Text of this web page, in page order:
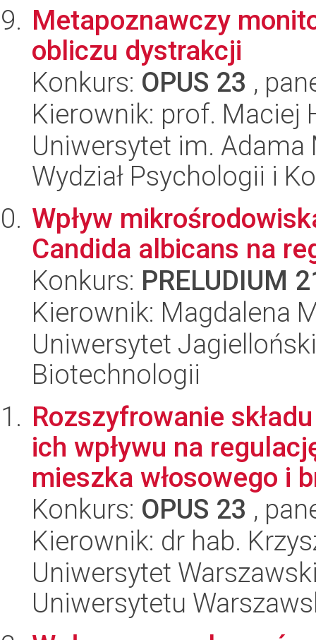
Metapoznawczy
obliczu dystrakcji
Konkurs: OPUS 23 ,
Kierownik: prof. Maciej
Uniwersytet im.
Wydział Psychologii i
Wpływ
Candida albicans na
Konkurs: PRELUDIUM
Kierownik: Magdalena
Uniwersytet
Biotechnologii
Rozszyfrowanie
ich wpływu na
mieszka włosowego i
Konkurs: OPUS 23 ,
Kierownik: dr hab.
Uniwersytet
Uniwersytetu